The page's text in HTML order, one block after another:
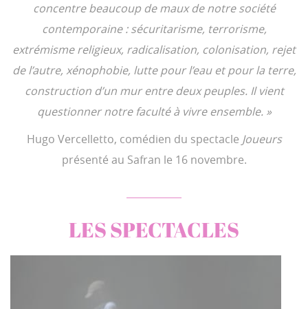
concentre beaucoup de maux de notre société
contemporaine : sécuritarisme, terrorisme,
extrémisme religieux, radicalisation, colonisation, rejet
de l’autre, xénophobie, lutte pour l’eau et pour la terre,
construction d’un mur entre deux peuples. Il vient
questionner notre faculté à vivre ensemble. »
Hugo Vercelletto, comédien du spectacle Joueurs
présenté au Safran le 16 novembre.
LES SPECTACLES